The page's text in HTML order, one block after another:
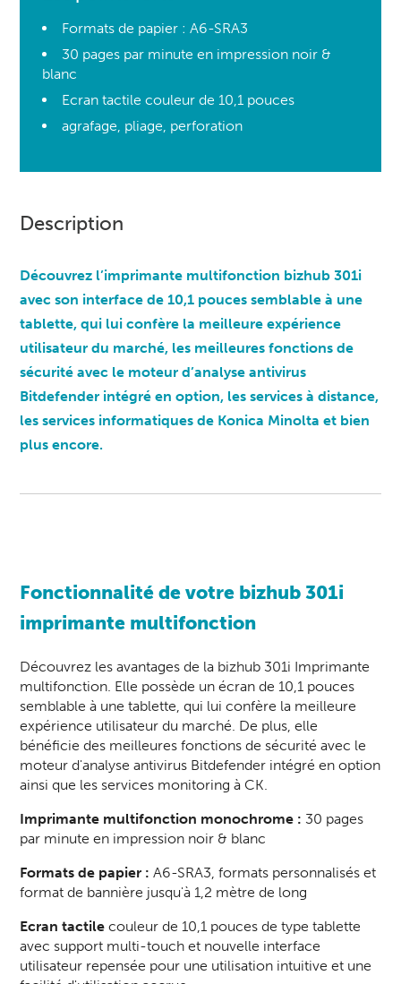
Formats de papier : A6-SRA3
30 pages par minute en impression noir &
blanc
Ecran tactile couleur de 10,1 pouces
agrafage, pliage, perforation
Description
Découvrez l’imprimante multifonction bizhub 301i
avec son interface de 10,1 pouces semblable à une
tablette, qui lui confère la meilleure expérience
utilisateur du marché, les meilleures fonctions de
sécurité avec le moteur d’analyse antivirus
Bitdefender intégré en option, les services à distance,
les services informatiques de Konica Minolta et bien
plus encore.
Fonctionnalité de votre bizhub 301i
imprimante multifonction
Découvrez les avantages de la bizhub 301i Imprimante
multifonction. Elle possède un écran de 10,1 pouces
semblable à une tablette, qui lui confère la meilleure
expérience utilisateur du marché. De plus, elle
bénéficie des meilleures fonctions de sécurité avec le
moteur d'analyse antivirus Bitdefender intégré en option
ainsi que les services monitoring à CK.
Imprimante multifonction monochrome : 30 pages
par minute en impression noir & blanc
Formats de papier : A6-SRA3, formats personnalisés et
format de bannière jusqu'à 1,2 mètre de long
Ecran tactile couleur de 10,1 pouces de type tablette
avec support multi-touch et nouvelle interface
utilisateur repensée pour une utilisation intuitive et une